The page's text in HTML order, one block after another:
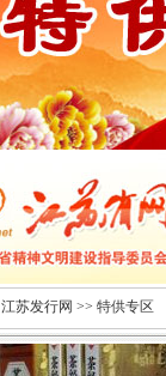
江苏发行网 >> 特供专区